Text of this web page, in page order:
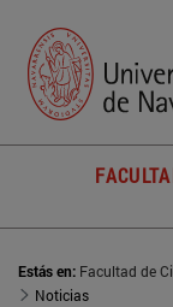
Estás en: Facultad de
Noticias